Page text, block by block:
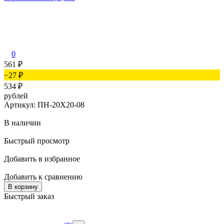
0
561 ₽
−27 ₽
534 ₽
рублей
Артикул: ПН-20Х20-08
В наличии
Быстрый просмотр
Добавить в избранное
Добавить к сравнению
В корзину
Быстрый заказ